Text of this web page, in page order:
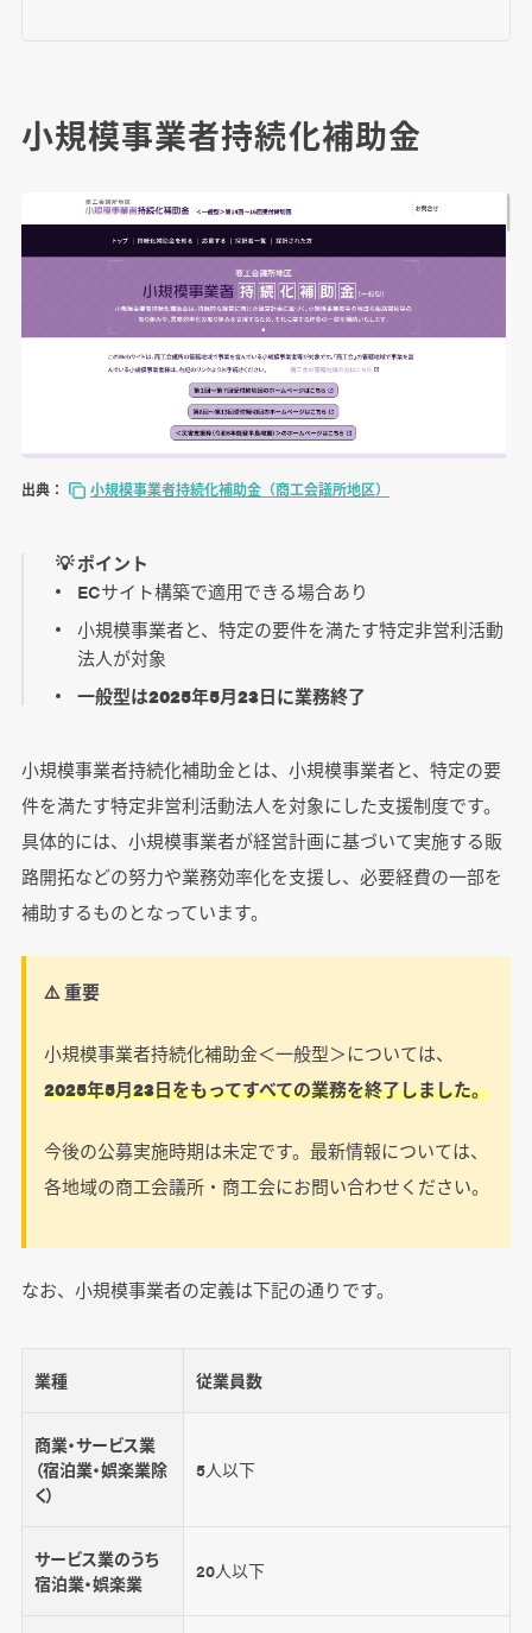
小規模事業者持続化補助金
出典： 小規模事業者持続化補助金（商工会議所地区）
💡 ポイント
ECサイト構築で適用できる場合あり
小規模事業者と、特定の要件を満たす特定非営利活動
法人が対象
一般型は2025年5月23日に業務終了
小規模事業者持続化補助金とは、小規模事業者と、特定の要
件を満たす特定非営利活動法人を対象にした支援制度です。
具体的には、小規模事業者が経営計画に基づいて実施する販
路開拓などの努力や業務効率化を支援し、必要経費の一部を
補助するものとなっています。
⚠️ 重要
小規模事業者持続化補助金＜一般型＞については、
2025年5月23日をもってすべての業務を終了しました。
今後の公募実施時期は未定です。最新情報については、
各地域の商工会議所・商工会にお問い合わせください。
なお、小規模事業者の定義は下記の通りです。
業種 従業員数
商業・サービス業
（宿泊業・娯楽業除
く）
5人以下
サービス業のうち
宿泊業・娯楽業
20人以下